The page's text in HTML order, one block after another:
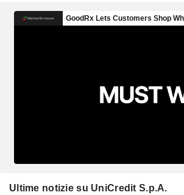
Ultime notizie su UniCredit S.p.A.